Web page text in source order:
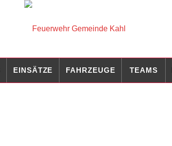
EINSÄTZE FAHRZEUGE TEAMS